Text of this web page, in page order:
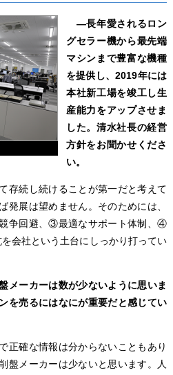
―長年愛されるロン
グセラー機から最先端
マシンまで豊富な機種
を提供し、2019年には
本社新工場を竣工し生
産能力をアップさせま
した。清水社長の経営
方針をお聞かせくださ
い。
存続し続けることが第一だと考えて
発展は望めません。そのためには、
争回避、③最適なサポート体制、④
会社という土台にしっかり打ってい
ーカーは数が少ないように思いま
を売るにはなにが重要だと感じてい
正確な情報は分からないこともあり
盤メーカーは少ないと思います。人